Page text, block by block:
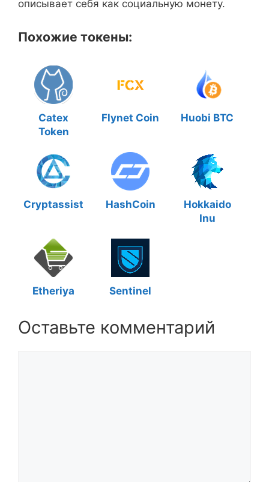
описывает себя как социальную монету.
Похожие токены:
Catex
Token
Flynet Coin Huobi BTC
Cryptassist HashCoin
Hokkaido
Inu
Etheriya Sentinel
Оставьте комментарий